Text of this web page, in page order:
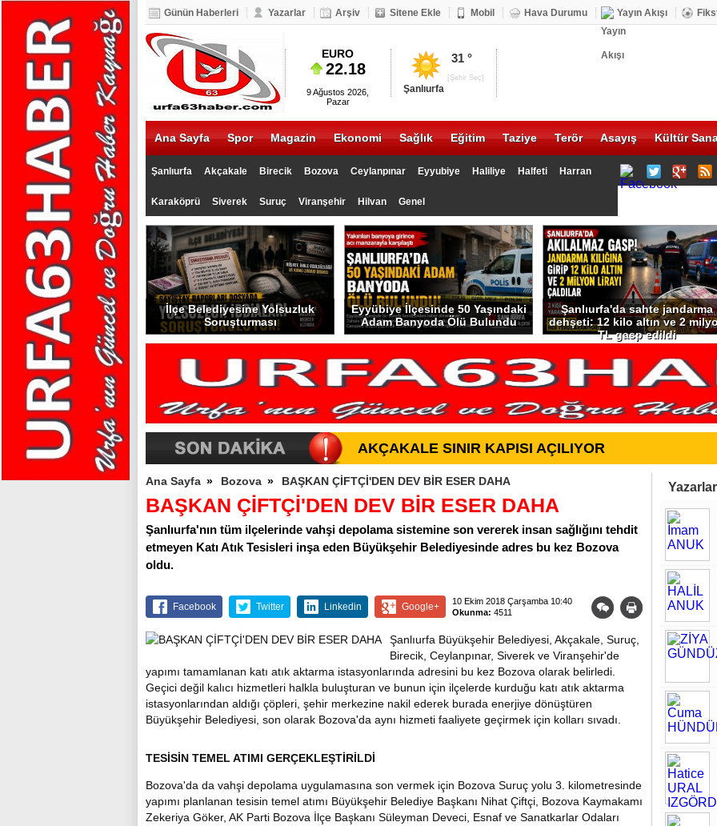
Günün Haberleri Yazarlar Arşiv Sitene Ekle Mobil Hava Durumu Yayın Akışı
BIST 100
5.093
EURO
22.18
DOLAR
20.17
ALTIN
1335
9 Ağustos 2026,
Pazar
Şanlıurfa
[Şehir Seç]
31 °
Ana Sayfa Spor Magazin Ekonomi Sağlık Eğitim Taziye Terör Asayış Kültür
Şanlıurfa Akçakale Birecik Bozova Ceylanpınar Eyyubiye Haliliye Halfeti Harran
Karaköprü Siverek Suruç Viranşehir Hilvan Genel
İlçe Belediyesine Yolsuzluk
Soruşturması
Eyyübiye İlçesinde 50 Yaşındaki
Adam Banyoda Ölü Bulundu
Şanlıurfa'da sahte jandarma
dehşeti: 12 kilo altın ve 2
TL gasp edildi
AKÇAKALE SINIR KAPISI AÇILIYOR
Ana Sayfa » Bozova » BAŞKAN ÇİFTÇİ'DEN DEV BİR ESER DAHA
BAŞKAN ÇİFTÇİ'DEN DEV BİR ESER DAHA
Şanlıurfa'nın tüm ilçelerinde vahşi depolama sistemine son vererek insan sağlığını tehdit
etmeyen Katı Atık Tesisleri inşa eden Büyükşehir Belediyesinde adres bu kez Bozova
oldu.
Facebook Twitter Linkedin Google+
10 Ekim 2018 Çarşamba 10:40
Okunma: 4511
Şanlıurfa Büyükşehir Belediyesi, Akçakale, Suruç,
Birecik, Ceylanpınar, Siverek ve Viranşehir'de
yapımı tamamlanan katı atık aktarma istasyonlarında adresini bu kez Bozova olarak belirledi.
Geçici değil kalıcı hizmetleri halkla buluşturan ve bunun için ilçelerde kurduğu katı atık aktarma
istasyonlarından aldığı çöpleri, şehir merkezine nakil ederek burada enerjiye dönüştüren
Büyükşehir Belediyesi, son olarak Bozova'da aynı hizmeti faaliyete geçirmek için kolları sıvadı.
TESİSİN TEMEL ATIMI GERÇEKLEŞTİRİLDİ
Bozova'da da vahşi depolama uygulamasına son vermek için Bozova Suruç yolu 3. kilometresinde
yapımı planlanan tesisin temel atımı Büyükşehir Belediye Başkanı Nihat Çiftçi, Bozova Kaymakamı
Zekeriya Göker, AK Parti Bozova İlçe Başkanı Süleyman Deveci, Esnaf ve Sanatkarlar Odaları
Yazarlar